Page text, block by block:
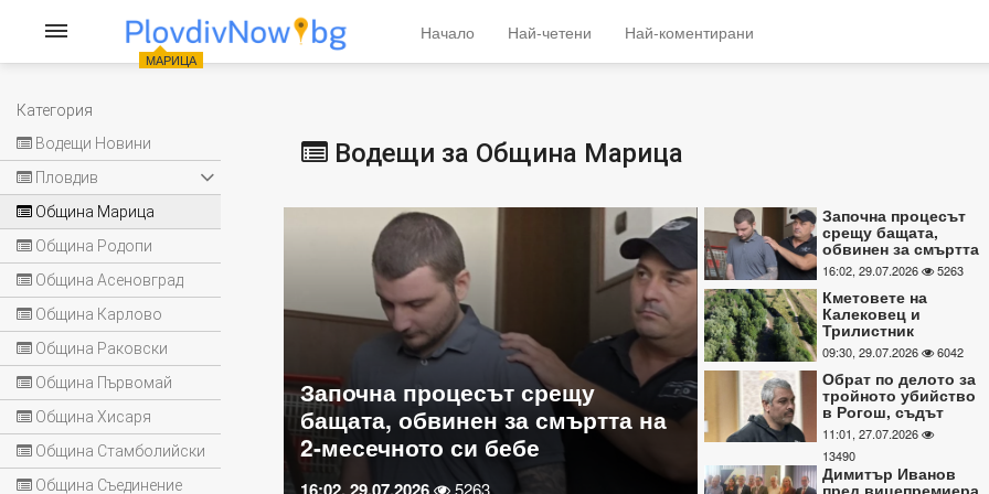
Категория
Водещи Новини
Пловдив
Община Марица
Община Родопи
Община Асеновград
Община Карлово
Община Раковски
Община Първомай
Община Хисаря
Община Стамболийски
Община Съединение
МАРИЦА
Начало Най-четени Най-коментирани
Водещи за Община Марица
срещу
за смъртта на
си бебе
5263
Кметовете на Калековец и
Трилистник настояват за
спешно почистване на река
Стряма
6042
Обрат по делото за
убийство в Рогош,
неясноти около
от жертвите
13490
Започна процесът
срещу бащата,
обвинен за смъртта
на 2-месечното си
бебе
16:02, 29.07.2026 5263
Кметовете на
Калековец и
Трилистник
настояват за
спешно почистване
на река Стряма
09:30, 29.07.2026 6042
Обрат по делото за
тройното убийство
в Рогош, съдът
откри неясноти
около смъртта на
две от жертвите
11:01, 27.07.2026
13490
Димитър Иванов
пред вицепремиера